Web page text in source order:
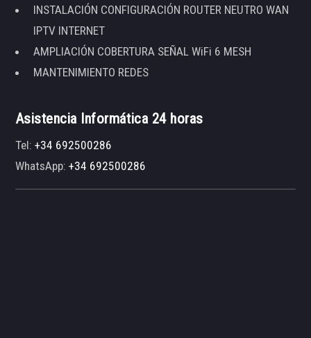
INSTALACIÓN CONFIGURACIÓN ROUTER NEUTRO WAN
IPTV INTERNET
AMPLIACIÓN COBERTURA SEÑAL WiFi 6 MESH
MANTENIMIENTO REDES
Asistencia Informática 24 horas
Tel:+34 692500286
WhatsApp:+34 692500286